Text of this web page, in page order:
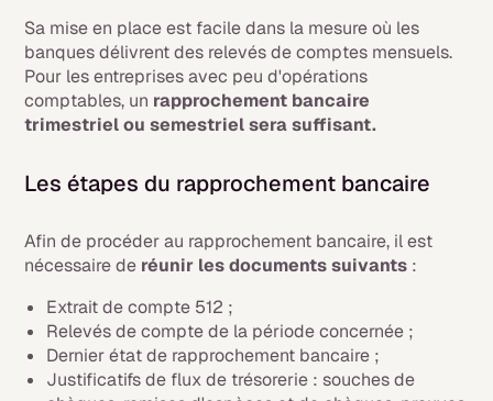
Sa mise en place est facile dans la mesure où les
banques délivrent des relevés de comptes mensuels.
Pour les entreprises avec peu d'opérations
comptables, un rapprochement bancaire
trimestriel ou semestriel sera suffisant.
Les étapes du rapprochement bancaire
Afin de procéder au rapprochement bancaire, il est
nécessaire de réunir les documents suivants :
Extrait de compte 512 ;
Relevés de compte de la période concernée ;
Dernier état de rapprochement bancaire ;
Justificatifs de flux de trésorerie : souches de